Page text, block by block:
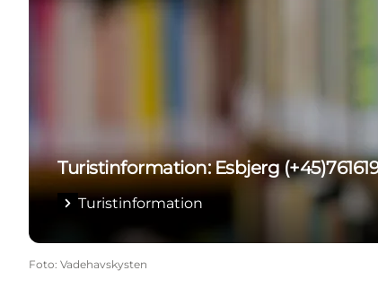
Turistinformation: Esbjerg
Turistinformation
Foto: Vadehavskysten